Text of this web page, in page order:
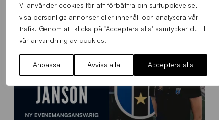
Vi använder cookies för att förbättra din surfupplevelse,
visa personliga annonser eller innehåll och analysera vår
trafik. Genom att klicka på "Acceptera alla" samtycker du till
vår användning av cookies.
Anpassa Avvisa alla Acceptera alla